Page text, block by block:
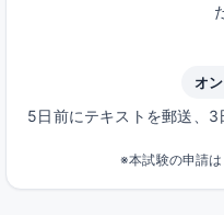
オ
5日前にテキストを郵送、3
※本試験の申請は